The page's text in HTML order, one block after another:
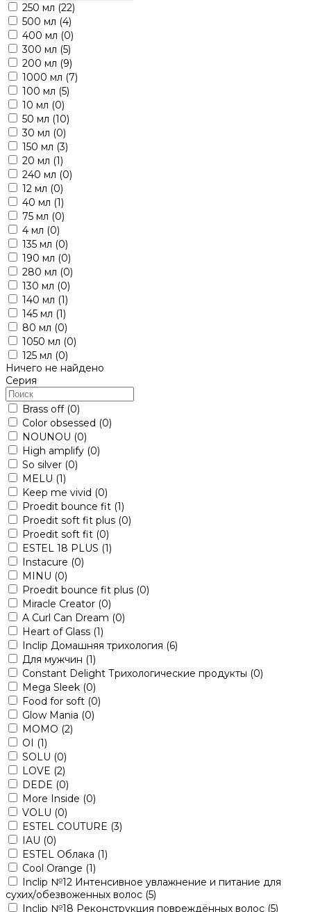
250 мл (22)
500 мл (4)
400 мл (0)
300 мл (5)
200 мл (9)
1000 мл (7)
100 мл (5)
10 мл (0)
50 мл (10)
30 мл (0)
150 мл (3)
20 мл (1)
240 мл (0)
12 мл (0)
40 мл (1)
75 мл (0)
4 мл (0)
135 мл (0)
190 мл (0)
280 мл (0)
130 мл (0)
140 мл (1)
145 мл (1)
80 мл (0)
1050 мл (0)
125 мл (0)
Ничего не найдено
Серия
Brass off (0)
Color obsessed (0)
NOUNOU (0)
High amplify (0)
So silver (0)
MELU (1)
Keep me vivid (0)
Proedit bounce fit (1)
Proedit soft fit plus (0)
Proedit soft fit (0)
ESTEL 18 PLUS (1)
Instacure (0)
MINU (0)
Proedit bounce fit plus (0)
Miracle Creator (0)
A Curl Can Dream (0)
Heart of Glass (1)
Inclip Домашняя трихология (6)
Для мужчин (1)
Constant Delight Трихологические продукты (0)
Mega Sleek (0)
Food for soft (0)
Glow Mania (0)
MOMO (2)
OI (1)
SOLU (0)
LOVE (2)
DEDE (0)
More Inside (0)
VOLU (0)
ESTEL COUTURE (3)
IAU (0)
ESTEL Облака (1)
Cool Orange (1)
Inclip №12 Интенсивное увлажнение и питание для
сухих/обезвоженных волос (5)
Inclip №18 Реконструкция повреждённых волос (5)